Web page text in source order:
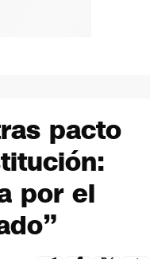
pacto
por el